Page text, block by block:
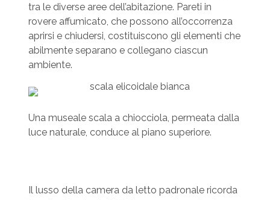
tra le diverse aree dell’abitazione. Pareti in
rovere affumicato, che possono all’occorrenza
aprirsi e chiudersi, costituiscono gli elementi che
abilmente separano e collegano ciascun
ambiente.
Una museale scala a chiocciola, permeata dalla
luce naturale, conduce al piano superiore.
Il lusso della camera da letto padronale ricorda